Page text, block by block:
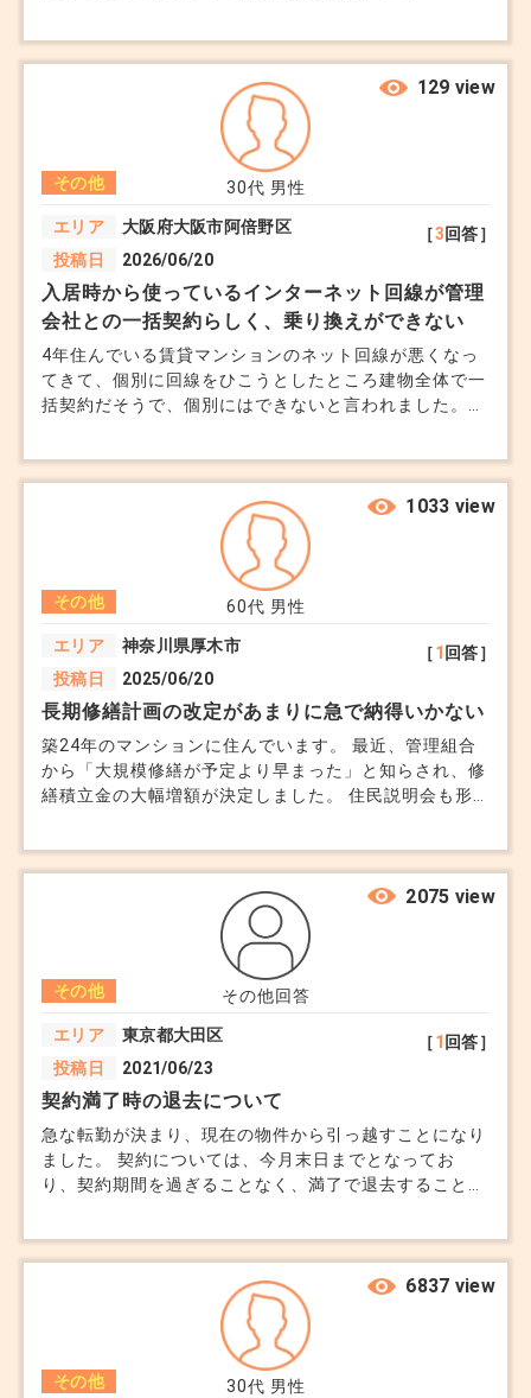
ん。 しかも「将来も追加請求の可能性あり」と記載が
あり動揺しています。 これってよくあることですか？
30代 男性
その他
エリア
大阪府大阪市阿倍野区
投稿日
2026/06/20
［3回答］
129 view
入居時から使っているインターネット回線が管理
会社との一括契約らしく、乗り換えができない
4年住んでいる賃貸マンションのネット回線が悪くなっ
てきて、個別に回線をひこうとしたところ建物全体で一
括契約だそうで、個別にはできないと言われました。
善してもらえるのでしょうか。リモート業務に支障が出
ているのでどうにかしたいです。
60代 男性
その他
エリア
神奈川県厚木市
投稿日
2025/06/20
［1 回答］
1033 view
長期修繕計画の改定があまりに急で納得いかない
築24年のマンションに住んでいます。 最近、管理組合
から「大規模修繕が予定より早まった」と知らされ、修
繕積立金の大幅増額が決定しました。 住民説明会も形
いのでしょうか？一人の住民として、何か異議を申し立
てる方法はあるのでしょうか？
その他回答
その他
エリア
東京都大田区
投稿日
2021/06/23
［1 回答］
2075 view
契約満了時の退去について
急な転勤が決まり、現在の物件から引っ越すことになり
ました。 契約については、今月末日までとなってお
り、契約期間を過ぎることなく、満了で退去することが
(２ヶ月前まで)をしていません。 この場合、退去時には
更新料と２ヶ月分の賃料を払わなければいけないのでし
仕方ないとしても、更新料を払わなければいけないとい
うのは納得できません。 契約期間を過ぎて退去するわ
けではなく、満了で退去するので更新料は不要に思えま
す。 ご回答よろしくお願いします。
30代 男性
その他
6837 view